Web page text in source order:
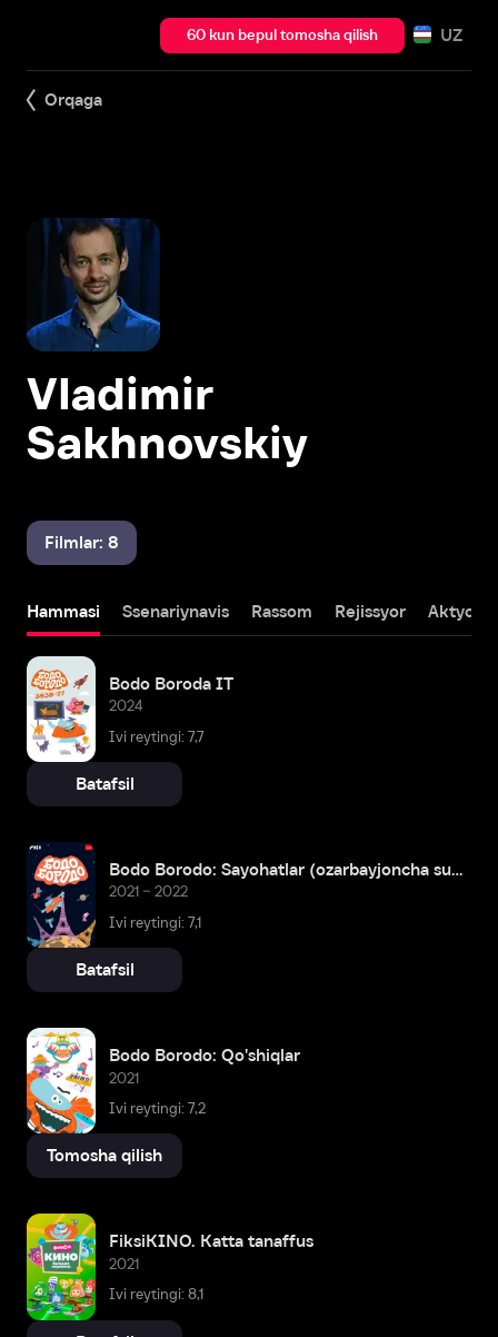
60 kun bepul tomosha qilish UZ
Orqaga
Vladimir
Sakhnovskiy
Filmlar: 8
Hammasi Ssenariynavis Rassom Rejissyor Aktyor
Bodo Boroda IT
2024
Ivi reytingi: 7,7
Batafsil
Bodo Borodo: Sayohatlar (ozarbayjoncha subtitrlar)
2021 – 2022
Ivi reytingi: 7,1
Batafsil
Bodo Borodo: Qo'shiqlar
2021
Ivi reytingi: 7,2
Tomosha qilish
FiksiKINO. Katta tanaffus
2021
Ivi reytingi: 8,1